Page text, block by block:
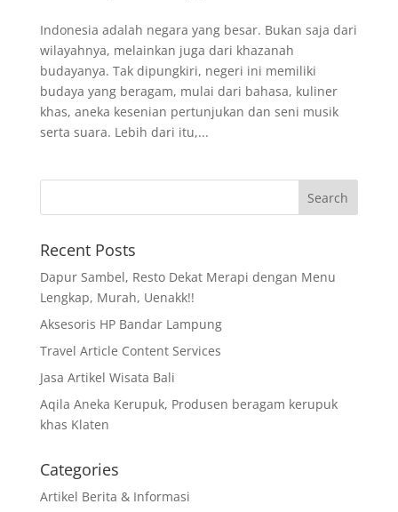
Indonesia adalah negara yang besar. Bukan saja dari
wilayahnya, melainkan juga dari khazanah
budayanya. Tak dipungkiri, negeri ini memiliki
budaya yang beragam, mulai dari bahasa, kuliner
khas, aneka kesenian pertunjukan dan seni musik
serta suara. Lebih dari itu,...
Recent Posts
Dapur Sambel, Resto Dekat Merapi dengan Menu
Lengkap, Murah, Uenakk!!
Aksesoris HP Bandar Lampung
Travel Article Content Services
Jasa Artikel Wisata Bali
Aqila Aneka Kerupuk, Produsen beragam kerupuk
khas Klaten
Categories
Artikel Berita & Informasi